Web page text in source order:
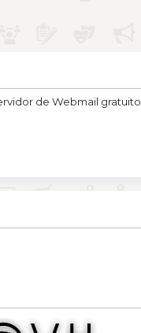
de Webmail